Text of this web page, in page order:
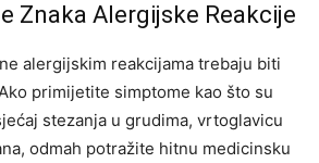
Znaka Alergijske Reakcije
alergijskim reakcijama trebaju biti
primijetite simptome kao što su
stezanja u grudima, vrtoglavicu
odmah potražite hitnu medicinsku